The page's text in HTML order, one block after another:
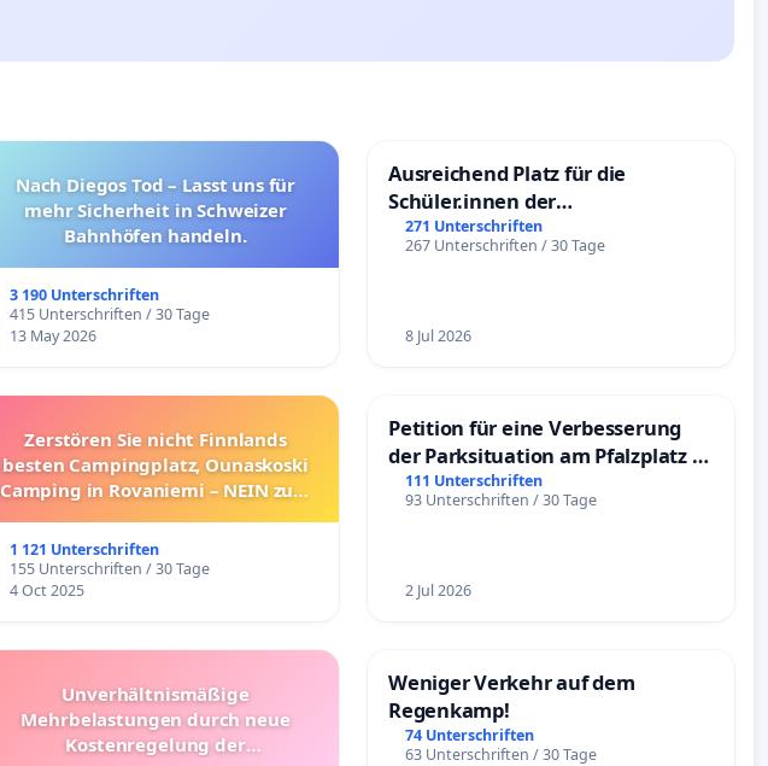
Nach Diegos Tod – Lasst uns für
mehr Sicherheit in Schweizer
Bahnhöfen handeln.
3 190 Unterschriften
415 Unterschriften / 30 Tage
13 May 2026
Ausreichend Platz für die
Schüler.innen der
Schönbergschule
271 Unterschriften
267 Unterschriften / 30 Tage
8 Jul 2026
Zerstören Sie nicht Finnlands
besten Campingplatz, Ounaskoski
Camping in Rovaniemi – NEIN zum
1 121 Unterschriften
155 Unterschriften / 30 Tage
4 Oct 2025
Petition für eine Verbesserung
der Parksituation am Pfalzplatz in
Mannheim
111 Unterschriften
93 Unterschriften / 30 Tage
2 Jul 2026
Unverhältnismäßige
Mehrbelastungen durch neue
Kostenregelung der
Weniger Verkehr auf dem
Regenkamp!
74 Unterschriften
63 Unterschriften / 30 Tage